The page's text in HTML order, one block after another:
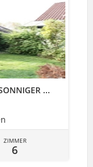
...
ZIMMER
6